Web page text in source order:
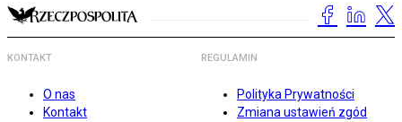
KONTAKT
O nas
Kontakt
REGULAMIN
Polityka Prywatności
Zmiana ustawień zgód